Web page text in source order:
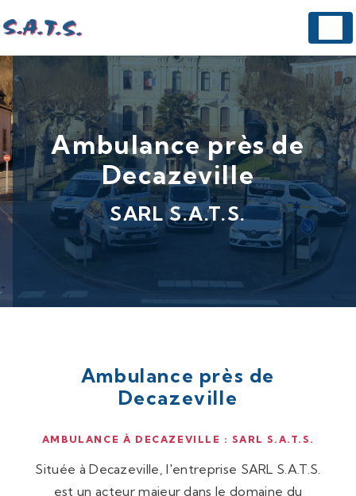
Ambulance près de
Decazeville
SARL S.A.T.S.
Ambulance près de
Decazeville
AMBULANCE À DECAZEVILLE : SARL S.A.T.S.
Située à Decazeville, l'entreprise SARL S.A.T.S.
est un acteur majeur dans le domaine du